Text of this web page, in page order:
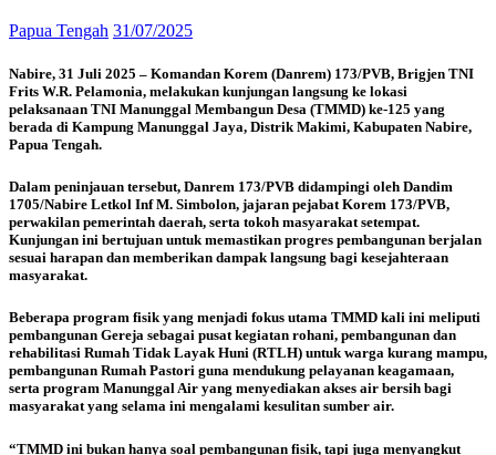
Papua Tengah 31/07/2025
Nabire, 31 Juli 2025 – Komandan Korem (Danrem) 173/PVB, Brigjen TNI
Frits W.R. Pelamonia, melakukan kunjungan langsung ke lokasi
pelaksanaan TNI Manunggal Membangun Desa (TMMD) ke-125 yang
berada di Kampung Manunggal Jaya, Distrik Makimi, Kabupaten Nabire,
Papua Tengah.
Dalam peninjauan tersebut, Danrem 173/PVB didampingi oleh Dandim
1705/Nabire Letkol Inf M. Simbolon, jajaran pejabat Korem 173/PVB,
perwakilan pemerintah daerah, serta tokoh masyarakat setempat.
Kunjungan ini bertujuan untuk memastikan progres pembangunan berjalan
sesuai harapan dan memberikan dampak langsung bagi kesejahteraan
masyarakat.
Beberapa program fisik yang menjadi fokus utama TMMD kali ini meliputi
pembangunan Gereja sebagai pusat kegiatan rohani, pembangunan dan
rehabilitasi Rumah Tidak Layak Huni (RTLH) untuk warga kurang mampu,
pembangunan Rumah Pastori guna mendukung pelayanan keagamaan,
serta program Manunggal Air yang menyediakan akses air bersih bagi
masyarakat yang selama ini mengalami kesulitan sumber air.
“TMMD ini bukan hanya soal pembangunan fisik, tapi juga menyangkut